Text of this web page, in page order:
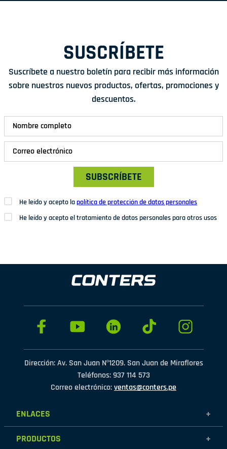
SUSCRÍBETE
Suscríbete a nuestro boletín para recibir más información
sobre nuestros nuevos productos, ofertas, promociones y
descuentos.
SUBSCRÍBETE
He leído y acepto lapolítica de protección de datos personales
He leído y acepto el tratamiento de datos personales para otros usos
Dirección: Av. San Juan Nº1209. San Juan de Miraflores
Teléfonos: 937 114 573
Correo electrónico:ventas@conters.pe
ENLACES +
Mujer
Hombre
PRODUCTOS +